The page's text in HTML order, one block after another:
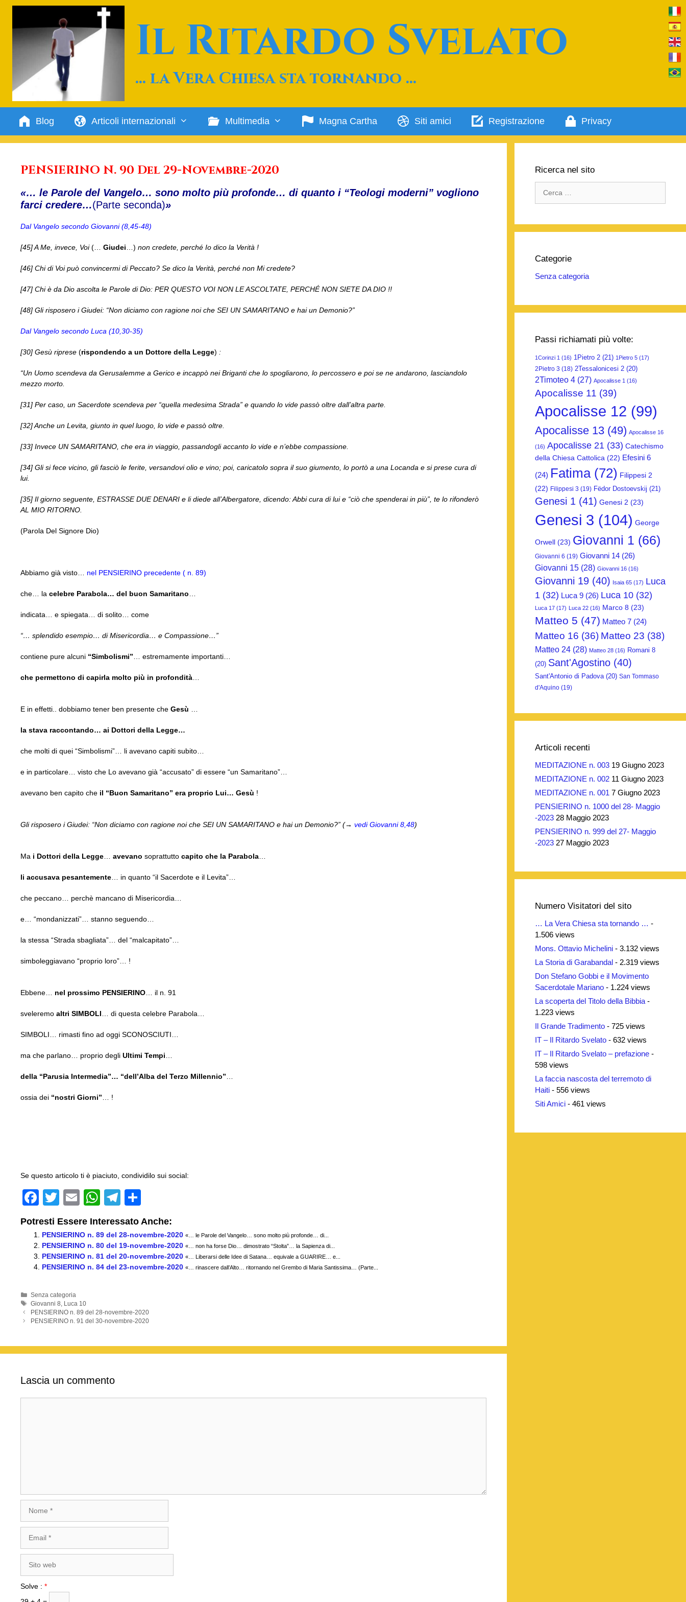
contenuto
Il Ritardo Svelato
… la Vera Chiesa sta tornando …
Blog Articoli internazionali Multimedia Magna Cartha Siti amici Registrazione Privacy
PENSIERINO N. 90 Del 29-Novembre-2020
«… le Parole del Vangelo… sono molto più profonde… di quanto i “Teologi moderni” vogliono
farci credere…(Parte seconda)»
Dal Vangelo secondo Giovanni (8,45-48)
[45] A Me, invece, Voi(… Giudei …) non credete, perché Io dico la Verità !
[46] Chi di Voi può convincermi di Peccato? Se dico la Verità, perché non Mi credete?
[47] Chi è da Dio ascolta le Parole di Dio: PER QUESTO VOI NON LE ASCOLTATE, PERCHÉ NON SIETE DA DIO !!
[48] Gli risposero i Giudei: “Non diciamo con ragione noi che SEI UN SAMARITANO e hai un Demonio?”
Dal Vangelo secondo Luca (10,30-35)
[30] Gesù riprese (rispondendo a un Dottore della Legge) :
“Un Uomo scendeva da Gerusalemme a Gerico e incappò nei Briganti che lo spogliarono, lo percossero e poi se ne andarono, lasciandolo
mezzo morto.
[31] Per caso, un Sacerdote scendeva per “quella medesima Strada” e quando lo vide passò oltre dall’altra parte.
[32] Anche un Levita, giunto in quel luogo, lo vide e passò oltre.
[33] Invece UN SAMARITANO, che era in viaggio, passandogli accanto lo vide e n’ebbe compassione.
[34] Gli si fece vicino, gli fasciò le ferite, versandovi olio e vino; poi, caricatolo sopra il suo giumento, lo portò a una Locanda e si prese cura di
lui.
[35] Il giorno seguente, ESTRASSE DUE DENARI e li diede all’Albergatore, dicendo: Abbi cura di lui e “ciò che spenderai in più”, te lo rifonderò
AL MIO RITORNO.
(Parola Del Signore Dio)
Abbiamo già visto… nel PENSIERINO precedente ( n. 89)
che… la celebre Parabola… del buon Samaritano
indicata… e spiegata… di solito… come
“… splendido esempio… di Misericordia… e Compassione…”
contiene pure alcuni “Simbolismi” … estremamente importanti…
che permettono di capirla molto più in profondità
E in effetti.. dobbiamo tener ben presente che Gesù
la stava raccontando… ai Dottori della Legge…
che molti di quei “Simbolismi”… li avevano capiti subito…
e in particolare… visto che Lo avevano già “accusato” di essere “un Samaritano”…
avevano ben capito che il “Buon Samaritano” era proprio Lui… Gesù !
Gli risposero i Giudei: “Non diciamo con ragione noi che SEI UN SAMARITANO e hai un Demonio?” (→ vedi Giovanni 8,48)
Ma i Dottori della Legge avevano soprattutto capito che la Parabola
li accusava pesantemente … in quanto “il Sacerdote e il Levita”…
che peccano… perchè mancano di Misericordia…
e… “mondanizzati”… stanno seguendo…
la stessa “Strada sbagliata”… del “malcapitato”…
simboleggiavano “proprio loro”… !
Ebbene… nel prossimo PENSIERINO … il n. 91
sveleremo altri SIMBOLI … di questa celebre Parabola…
SIMBOLI… rimasti fino ad oggi SCONOSCIUTI…
ma che parlano… proprio degli Ultimi Tempi
della “Parusia Intermedia”… “dell’Alba del Terzo Millennio”
ossia dei “nostri Giorni” … !
Se questo articolo ti è piaciuto, condividilo sui social:
F
c
e
b
o
k
T
wi
tt
er
E
m
ail
W
at
s
A
T
el
e
gr
a
o
n
di
vi
Potresti Essere Interessato Anche:
PENSIERINO n. 89 del 28-novembre-2020 «… le Parole del Vangelo… sono molto più profonde… di...
PENSIERINO n. 80 del 19-novembre-2020 «… non ha forse Dio… dimostrato “Stolta”… la Sapienza di...
PENSIERINO n. 81 del 20-novembre-2020 «… Liberarsi delle Idee di Satana… equivale a GUARIRE… e...
PENSIERINO n. 84 del 23-novembre-2020 «… rinascere dall’Alto… ritornando nel Grembo di Maria Santissima… (Parte...
Categorie
Senza categoria
Tag
Giovanni 8, Luca 10
PENSIERINO n. 89 del 28-novembre-2020
PENSIERINO n. 91 del 30-novembre-2020
Lascia un commento
web
Solve : *
Ricerca nel sito
per:
Categorie
Senza categoria
Passi richiamati più volte:
1Corinzi 1 (16) 1Pietro 2 (21) 1Pietro 5 (17)
2Pietro 3 (18) 2Tessalonicesi 2 (20)
2Timoteo 4 (27) Apocalisse 1 (16)
Apocalisse 11 (39)
Apocalisse 12 (99)
Apocalisse 13 (49) Apocalisse 16
(16) Apocalisse 21 (33) Catechismo
della Chiesa Cattolica (22) Efesini 6
(24) Fatima (72) Filippesi 2
(22) Filippesi 3 (19) Fëdor Dostoevskij (21)
Genesi 1 (41) Genesi 2 (23)
Genesi 3 (104) George
Orwell (23) Giovanni 1 (66)
Giovanni 6 (19) Giovanni 14 (26)
Giovanni 15 (28) Giovanni 16 (16)
Giovanni 19 (40) Isaia 65 (17) Luca
1 (32) Luca 9 (26) Luca 10 (32)
Luca 17 (17) Luca 22 (16) Marco 8 (23)
Matteo 5 (47) Matteo 7 (24)
Matteo 16 (36) Matteo 23 (38)
Matteo 24 (28) Matteo 28 (16) Romani 8
(20) Sant'Agostino (40)
Sant'Antonio di Padova (20) San Tommaso
d'Aquino (19)
Articoli recenti
MEDITAZIONE n. 003 19 Giugno 2023
MEDITAZIONE n. 002 11 Giugno 2023
MEDITAZIONE n. 001 7 Giugno 2023
PENSIERINO n. 1000 del 28- Maggio
-2023 28 Maggio 2023
PENSIERINO n. 999 del 27- Maggio
-2023 27 Maggio 2023
Numero Visitatori del sito
… La Vera Chiesa sta tornando … -
1.506 views
Mons. Ottavio Michelini - 3.132 views
La Storia di Garabandal - 2.319 views
Don Stefano Gobbi e il Movimento
Sacerdotale Mariano - 1.224 views
La scoperta del Titolo della Bibbia -
1.223 views
Il Grande Tradimento - 725 views
IT – Il Ritardo Svelato - 632 views
IT – Il Ritardo Svelato – prefazione -
598 views
La faccia nascosta del terremoto di
Haiti - 556 views
Siti Amici - 461 views